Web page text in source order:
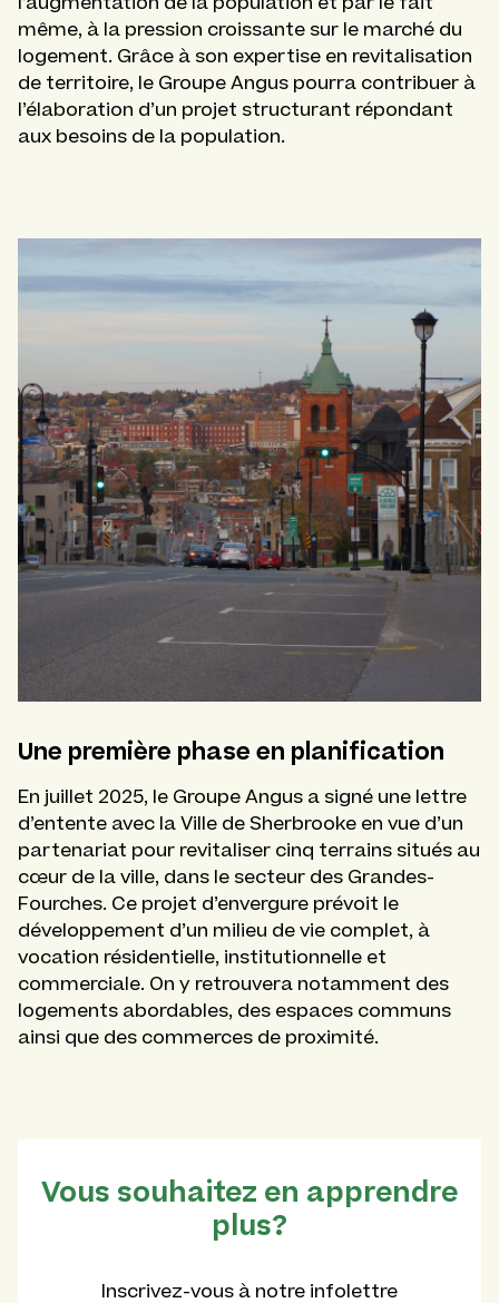
même, à la pression croissante sur le marché du
logement. Grâce à son expertise en revitalisation
de territoire, le Groupe Angus pourra contribuer à
l’élaboration d’un projet structurant répondant
aux besoins de la population.
Une première phase en planification
En juillet 2025, le Groupe Angus a signé une lettre
d’entente avec la Ville de Sherbrooke en vue d’un
partenariat pour revitaliser cinq terrains situés au
cœur de la ville, dans le secteur des Grandes-
Fourches. Ce projet d’envergure prévoit le
développement d’un milieu de vie complet, à
vocation résidentielle, institutionnelle et
commerciale. On y retrouvera notamment des
logements abordables, des espaces communs
ainsi que des commerces de proximité.
Vous souhaitez en apprendre
plus?
Inscrivez-vous à notre infolettre